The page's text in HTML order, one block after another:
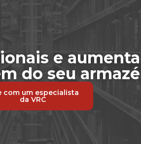
e
do seu
com um especialista
da VRC